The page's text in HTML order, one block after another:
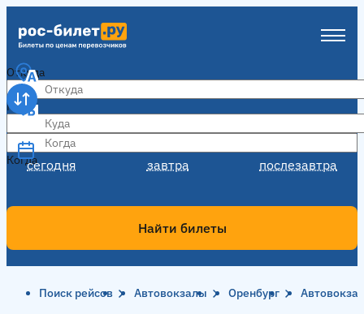
Откуда
Куда
Когда
сегодня завтра послезавтра
Когда
Найти билеты
Поиск рейсов Автовокзалы Оренбург